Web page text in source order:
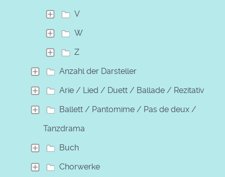
V
W
Z
Anzahl der Darsteller
Arie / Lied / Duett / Ballade / Rezitativ
Ballett / Pantomime / Pas de deux /
Tanzdrama
Buch
Chorwerke